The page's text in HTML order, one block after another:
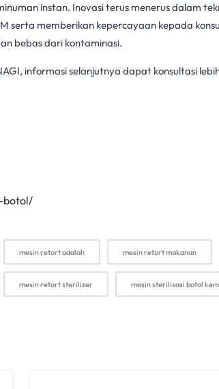
instan. Inovasi terus menerus dalam
serta memberikan kepercayaan kepada
bebas dari kontaminasi.
informasi selanjutnya dapat konsultasi
botol/
mesin retort adalah mesin retort makanan
mesin retort sterilizer mesin sterilisasi botol